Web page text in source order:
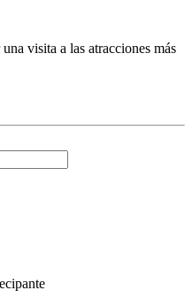
visita a las atracciones más